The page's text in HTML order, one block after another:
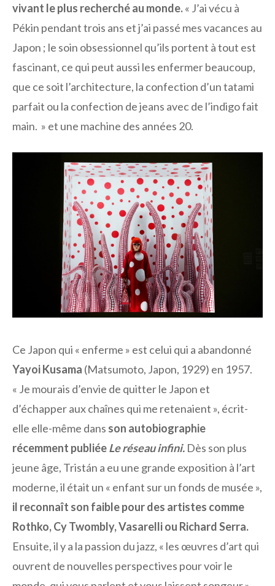
vivant le plus recherché au monde.« J’ai vécu à
Pékin pendant trois ans et j’ai passé mes vacances au
Japon ; le soin obsessionnel qu’ils portent à tout est
fascinant, ce qui peut aussi les enfermer beaucoup,
que ce soit l’architecture, la confection d’un tatami
parfait ou la confection de jeans avec de l’indigo fait
main. » et une machine des années 20.
Ce Japon qui « enferme » est celui qui a abandonné
Yayoi Kusama (Matsumoto, Japon, 1929) en 1957.
« Je mourais d’envie de quitter le Japon et
d’échapper aux chaînes qui me retenaient », écrit-
elle elle-même dans son autobiographie
récemment publiéeLe réseau infini. Dès son plus
jeune âge, Tristán a eu une grande exposition à l’art
moderne, il était un « enfant sur un fonds de musée »,
il reconnaît son faible pour des artistes comme
Rothko, Cy Twombly, Vasarelli ou Richard Serra.
Ensuite, il y a la passion du jazz, « les œuvres d’art qui
ouvrent de nouvelles perspectives pour voir le